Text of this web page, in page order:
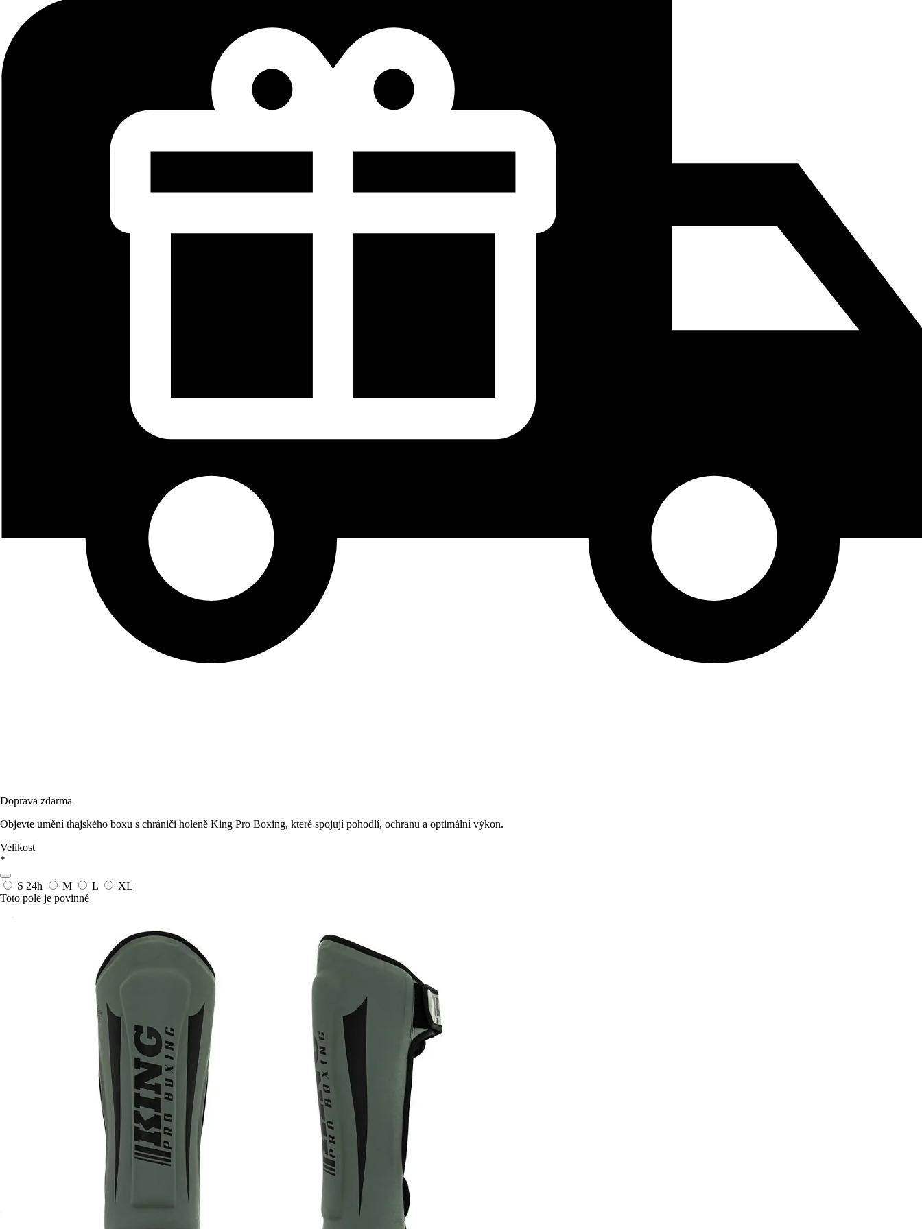
Doprava zdarma
Objevte umění thajského boxu s chrániči holeně King Pro Boxing, které spojují pohodlí, ochranu a optimální výkon.
Velikost
*
S 24h M L
XL
Toto pole je povinné